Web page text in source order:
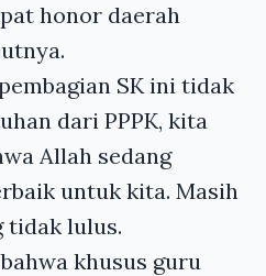
honor daerah
SK ini tidak
dari PPPK, kita
Allah sedang
untuk kita. Masih
tidak lulus.
khusus guru